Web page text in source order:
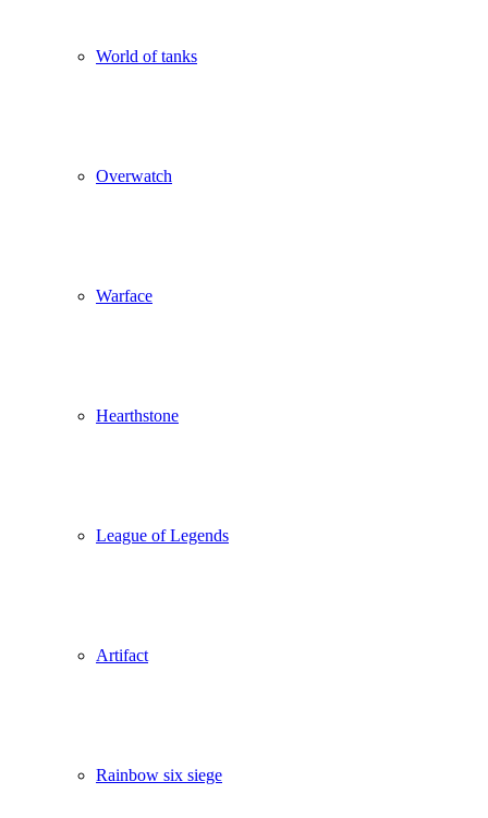
World of tanks
Overwatch
Warface
Hearthstone
League of Legends
Artifact
Rainbow six siege